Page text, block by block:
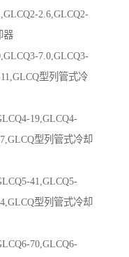
2.6,GLCQ2-
器
7.0,GLCQ3-
型列管式冷
19,GLCQ4-
型列管式冷却
41,GLCQ5-
型列管式冷却
70,GLCQ6-